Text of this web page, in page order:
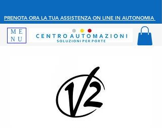
PRENOTA ORA LA TUA ASSISTENZA ON LINE IN AUTONOMIA
ME
NU